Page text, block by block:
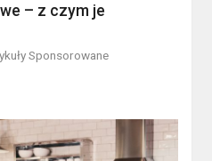
– z czym je
Sponsorowane